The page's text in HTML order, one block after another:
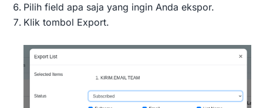
Pilih field apa saja yang ingin Anda ekspor.
Klik tombol Export.